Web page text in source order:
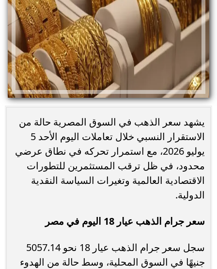
يشهد سعر الذهب في السوق المصرية حالة من
الاستقرار النسبي خلال تعاملات اليوم الأحد 5
يوليو 2026، مع استمرار تحركه في نطاق عرضي
محدود، في ظل ترقب المستثمرين للتطورات
الاقتصادية العالمية وتغيرات السياسة النقدية
الدولية.
سعر جرام الذهب عيار 18 اليوم في مصر
سجل سعر جرام الذهب عيار 18 نحو 5057.14
جنيهًا في السوق المحلية، وسط حالة من الهدوء